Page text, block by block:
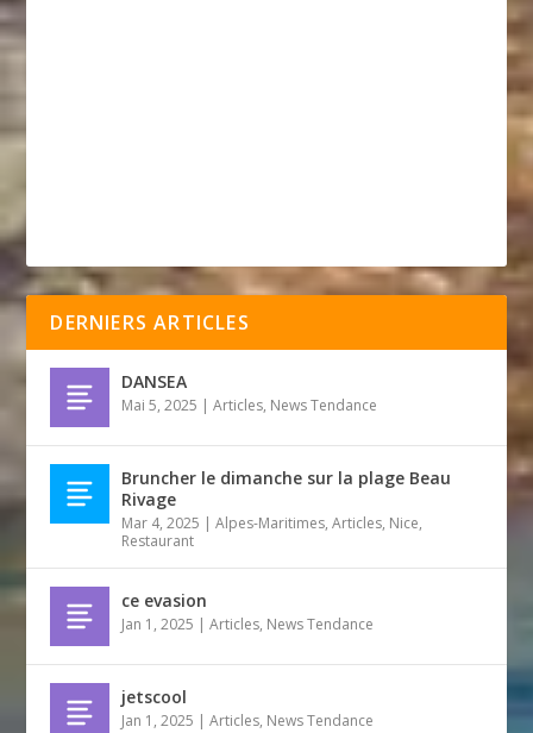
DERNIERS ARTICLES
DANSEA
Mai 5, 2025 |Articles, News Tendance
Bruncher le dimanche sur la plage Beau
Rivage
Mar 4, 2025 |Alpes-Maritimes,Articles, Nice,
Restaurant
ce evasion
Jan 1, 2025 |Articles, News Tendance
jetscool
Jan 1, 2025 |Articles, News Tendance